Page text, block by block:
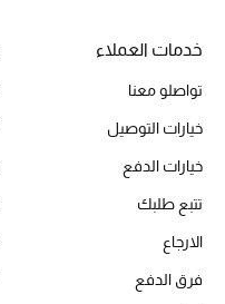
جميع مستحضرات الجمال
الأكثر مبيعاً
العطور
خدمات العملاء
تواصلو معنا
خيارات التوصيل
خيارات الدفع
تتبع طلبك
الارجاع
فرق الدفع